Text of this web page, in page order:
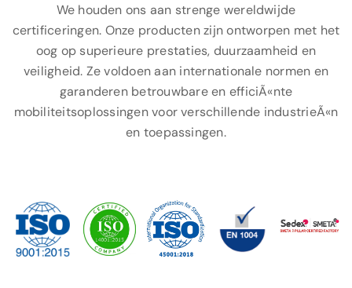
We houden ons aan strenge wereldwijde
certificeringen. Onze producten zijn ontworpen met het
oog op superieure prestaties, duurzaamheid en
veiligheid. Ze voldoen aan internationale normen en
garanderen betrouwbare en efficiÃ«nte
mobiliteitsoplossingen voor verschillende industrieÃ«n
en toepassingen.